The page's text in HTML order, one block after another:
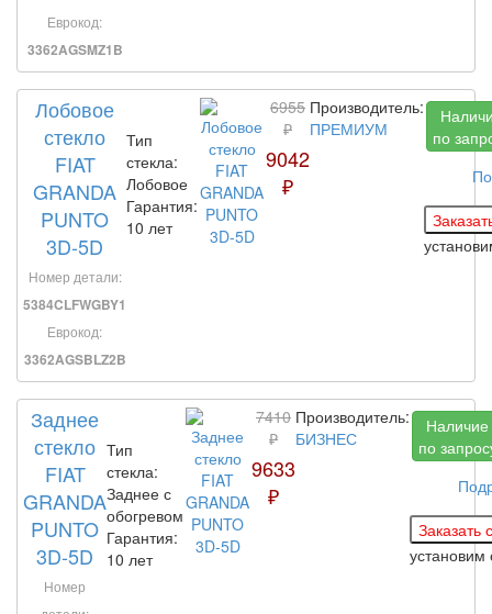
Еврокод:
3362AGSMZ1B
Лобовое
стекло
FIAT
GRANDA
PUNTO
3D-5D
Номер детали:
5384CLFWGBY1
Еврокод:
3362AGSBLZ2B
Тип
стекла:
Лобовое
Гарантия:
10 лет
6955
₽
9042
₽
Производитель:
ПРЕМИУМ
по
Заднее
стекло
FIAT
GRANDA
PUNTO
3D-5D
Номер
Тип
стекла:
Заднее с
обогревом
Гарантия:
10 лет
7410
₽
9633
₽
Производитель:
БИЗНЕС
Наличие
по
установим